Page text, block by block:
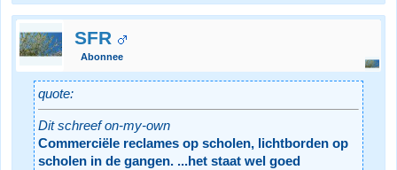
SFR
Abonnee
quote:
Dit schreef on-my-own
Commerciële reclames op scholen, lichtborden op
scholen in de gangen. ...het staat wel goed